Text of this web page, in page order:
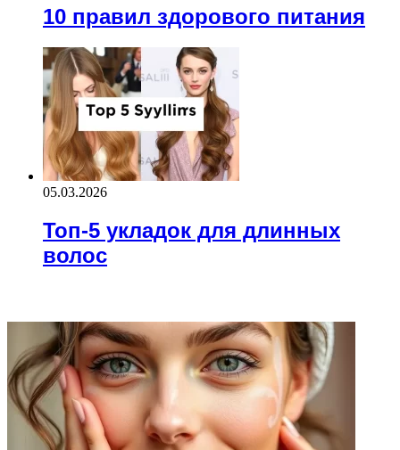
10 правил здорового питания
05.03.2026
Топ-5 укладок для длинных
волос